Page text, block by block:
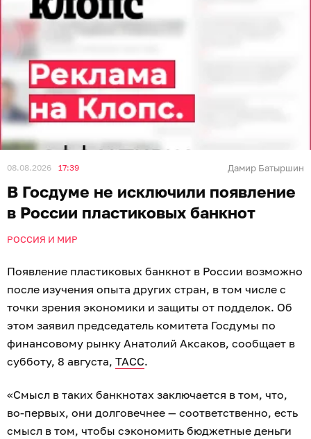
08.08.2026 17:39 Дамир Батыршин
В Госдуме не исключили появление
в России пластиковых банкнот
РОССИЯ И МИР
Появление пластиковых банкнот в России возможно
после изучения опыта других стран, в том числе с
точки зрения экономики и защиты от подделок. Об
этом заявил председатель комитета Госдумы по
финансовому рынку Анатолий Аксаков, сообщает в
субботу, 8 августа, ТАСС.
«Смысл в таких банкнотах заключается в том, что,
во-первых, они долговечнее — соответственно, есть
смысл в том, чтобы сэкономить бюджетные деньги